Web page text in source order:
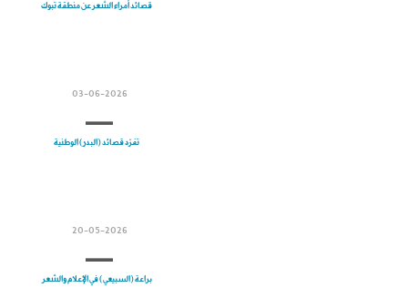
قصائد أمراء الشعر عن منطقة تبوك
03-06-2026
تفرّد قصائد (البدر) الوطنية
20-05-2026
براعة (السبيعي) في الإعلام والشعر